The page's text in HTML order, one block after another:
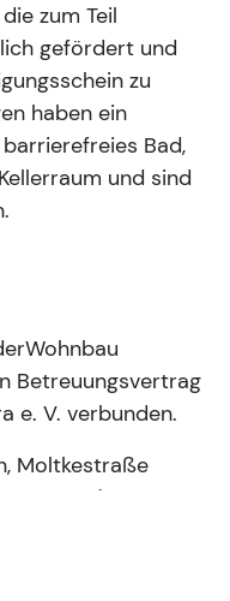
zum Teil
gefördert und
zu
haben ein
Bad,
und sind
Wohnbau
Betreuungsvertrag
e. V. verbunden.
Moltkestraße
0 20 64 / 6 20 80